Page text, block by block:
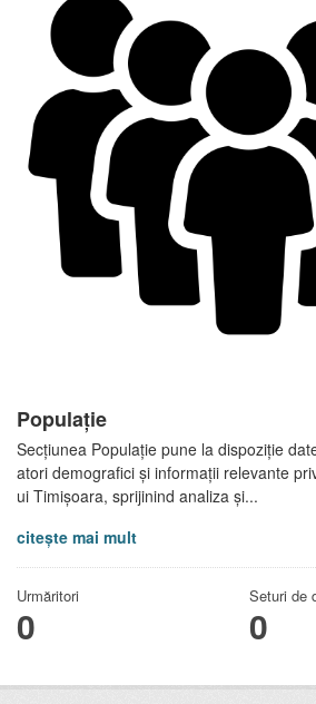
Populație
Secțiunea Populație pune la dispoziție
atori demografici și informații relevante
ui Timișoara, sprijinind analiza și...
citește mai mult
Urmăritori
0
Seturi de
0